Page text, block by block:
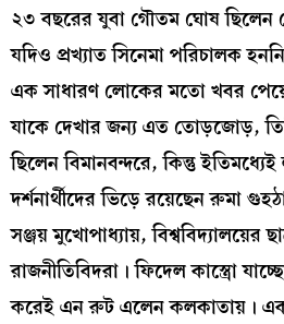
২৩ বছরের যুবা গৌতম ঘোষ ছিলেন
যদিও প্রখ্যাত সিনেমা পরিচালক হননি,
এক সাধারণ লোকের মতো খবর
যাকে দেখার জন্য এত তোড়জোড়,
ছিলেন বিমানবন্দরে, কিন্তু
দর্শনার্থীদের ভিড়ে রয়েছেন রুমা
সঞ্জয় মুখোপাধ্যায়, বিশ্ববিদ্যালয়ের
রাজনীতিবিদরা। ফিদেল কাস্ত্রো
করেই এন রুট এলেন কলকাতায়। এক